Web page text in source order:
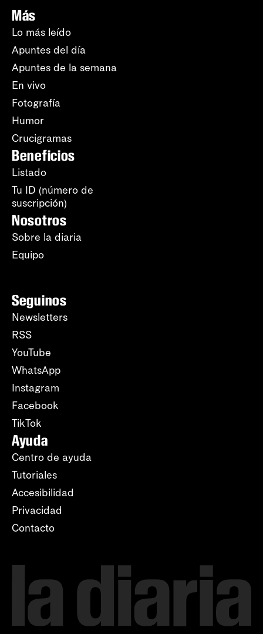
Más
Lo más leído
Apuntes del día
Apuntes de la semana
En vivo
Fotografía
Humor
Crucigramas
Beneficios
Listado
Tu ID (número de
suscripción)
Nosotros
Sobre la diaria
Equipo
Seguinos
Newsletters
RSS
YouTube
WhatsApp
Instagram
Facebook
TikTok
Ayuda
Centro de ayuda
Tutoriales
Accesibilidad
Privacidad
Contacto